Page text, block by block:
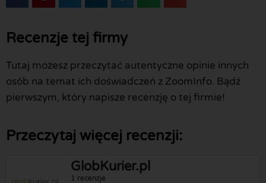
Recenzje tej firmy
Tutaj możesz przeczytać autentyczne opinie innych
osób na temat ich doświadczeń z ZoomInfo. Bądź
pierwszym, który napisze recenzję o tej firmie!
Przeczytaj więcej recenzji:
GlobKurier.pl
1 recenzje